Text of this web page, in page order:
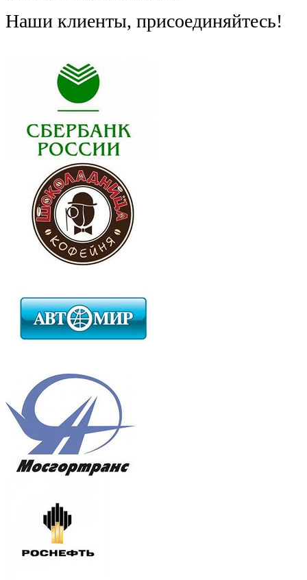
Наши клиенты, присоединяйтесь!